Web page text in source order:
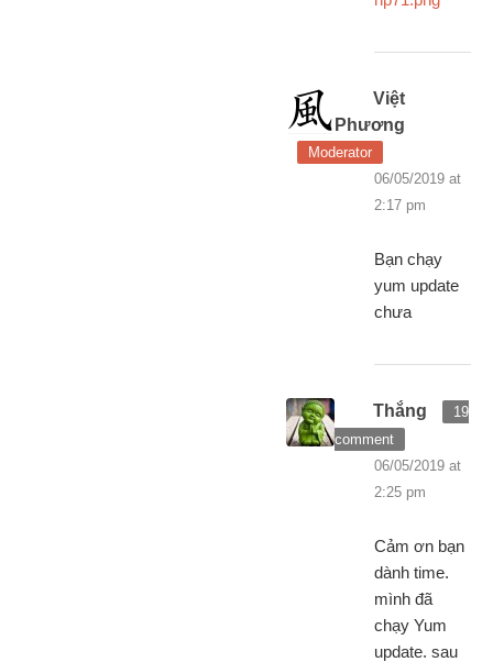
Việt
Phương
Moderator
06/05/2019 at
2:17 pm
Bạn chạy
yum update
chưa
Thắng
19
comment
06/05/2019 at
2:25 pm
Cảm ơn bạn
dành time.
mình đã
chạy Yum
update. sau